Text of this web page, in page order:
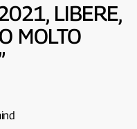
LIBERE,
MOLTO